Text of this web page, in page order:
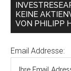
KEINE
VON PHILIPP
Email Addresse: